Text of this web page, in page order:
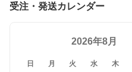
受注・発送カレンダー
2026年8月
日 月 火 水 木